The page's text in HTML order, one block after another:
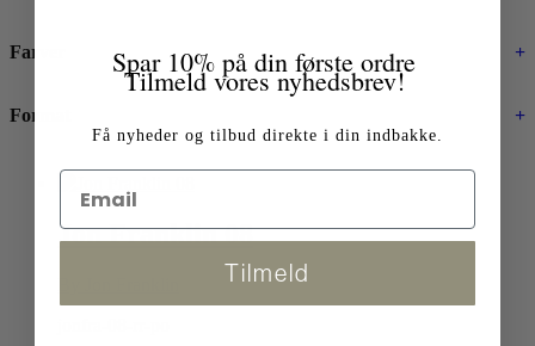
Farver +
Format +
Jon Franklin 08
Spar 10% på din første ordre
Tilmeld vores nyhedsbrev!
Få nyheder og tilbud direkte i din indbakke.
Tilmeld